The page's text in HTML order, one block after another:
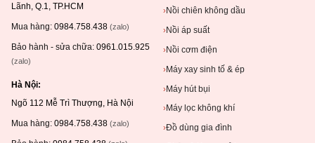
Lãnh, Q.1, TP.HCM
Mua hàng: 0984.758.438 (zalo)
Bảo hành - sửa chữa: 0961.015.925
(zalo)
Hà Nội:
Ngõ 112 Mễ Trì Thượng, Hà Nội
Mua hàng: 0984.758.438 (zalo)
› Nồi chiên không dầu
› Nồi áp suất
› Nồi cơm điện
›Máy xay sinh tố & ép
›Máy hút bụi
› Máy lọc không khí
›Đồ dùng gia đình